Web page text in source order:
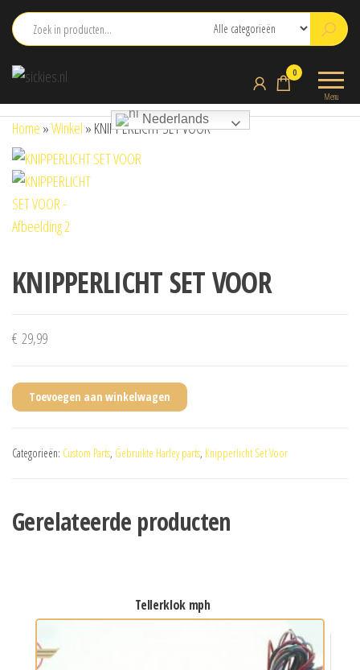
naar
inhoud
Menu
0
Nederlands
Home »Winkel » KNIPPERLICHT SET VOOR
KNIPPERLICHT SET VOOR
€ 29,99
Toevoegen aan winkelwagen
Categorieën: Custom Parts, Gebruikte Harley parts, Knipperlicht Set Voor
Gerelateerde producten
tellerklok mph